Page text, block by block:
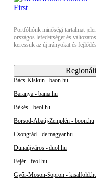
Portfóliónk minőségi tartalmat
országos lefedettséget és
keressük az új irányokat és
Bács-Kiskun - baon.hu
Baranya - bama.hu
Békés - beol.hu
Borsod-Abaúj-Zemplén - boon.hu
Csongrád - delmagyar.hu
Dunaújváros - duol.hu
Fejér - feol.hu
Győr-Moson-Sopron -